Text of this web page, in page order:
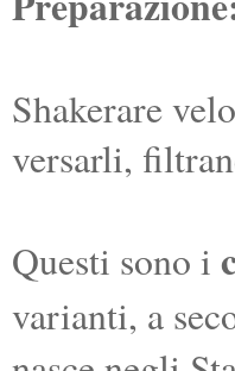
Shakerare
versarli,
Questi sono i
varianti, a